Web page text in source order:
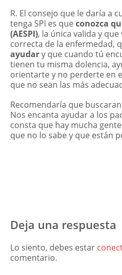
R. El consejo que le daría a
tenga SPI es que conozca
(AESPI), la única valida y
correcta de la enfermedad,
ayudary que cuando tú
tienen tu misma dolencia,
orientarte y no perderte en
que no sean las más
Recomendaría que
Nos encanta ayudar a los
consta que hay mucha
que no lo sabe y que están
Deja una respuesta
Lo siento, debes estar
comentario.